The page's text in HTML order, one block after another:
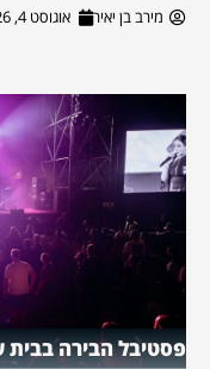
מירב בן יאיר אוגוסט 4, 2026
פסטיבל הבירה